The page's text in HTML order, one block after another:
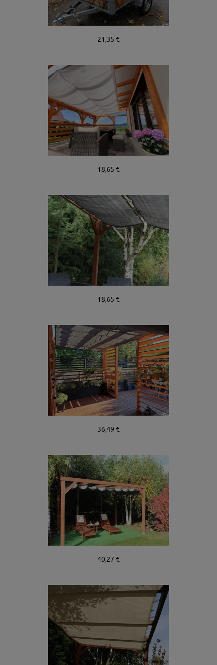
21,35 €
18,65 €
18,65 €
36,49 €
40,27 €